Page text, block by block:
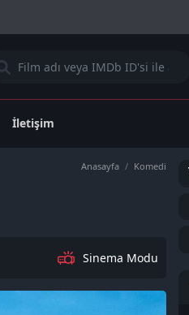
İletişim
Anasayfa Komedi
Sinema Modu